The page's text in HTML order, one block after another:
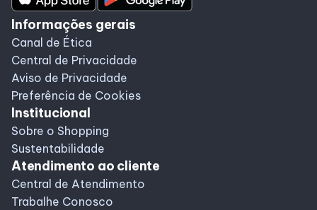
Informações gerais
Canal de Ética
Central de Privacidade
Aviso de Privacidade
Preferência de Cookies
Institucional
Sobre o Shopping
Sustentabilidade
Atendimento ao cliente
Central de Atendimento
Trabalhe Conosco